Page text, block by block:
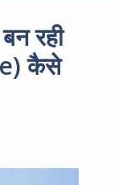
रही
कैसे